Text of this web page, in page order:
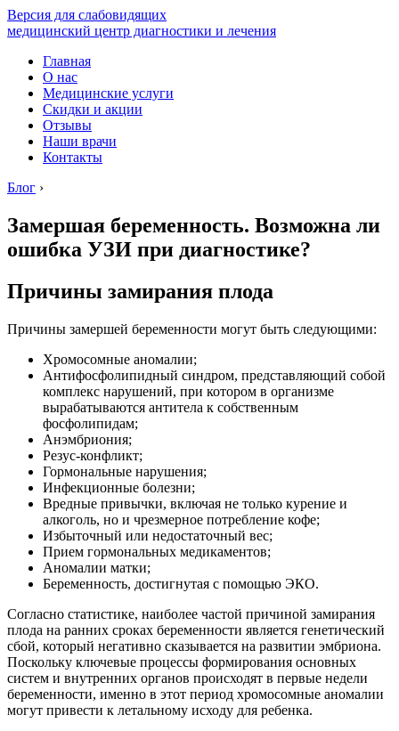
Версия для слабовидящих
медицинский центр диагностики и лечения
Главная
О нас
Медицинские услуги
Скидки и акции
Отзывы
Наши врачи
Контакты
Блог ›
Замершая беременность. Возможна ли
ошибка УЗИ при диагностике?
Причины замирания плода
Причины замершей беременности могут быть следующими:
Хромосомные аномалии;
Антифосфолипидный синдром, представляющий собой
комплекс нарушений, при котором в организме
вырабатываются антитела к собственным
фосфолипидам;
Анэмбриония;
Резус-конфликт;
Гормональные нарушения;
Инфекционные болезни;
Вредные привычки, включая не только курение и
алкоголь, но и чрезмерное потребление кофе;
Избыточный или недостаточный вес;
Прием гормональных медикаментов;
Аномалии матки;
Беременность, достигнутая с помощью ЭКО.
Согласно статистике, наиболее частой причиной замирания
плода на ранних сроках беременности является генетический
сбой, который негативно сказывается на развитии эмбриона.
Поскольку ключевые процессы формирования основных
систем и внутренних органов происходят в первые недели
беременности, именно в этот период хромосомные аномалии
могут привести к летальному исходу для ребенка.